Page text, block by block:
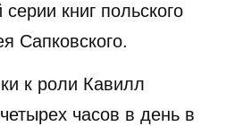
книг польского
Сапковского.
к роли Кавилл
часов в день в